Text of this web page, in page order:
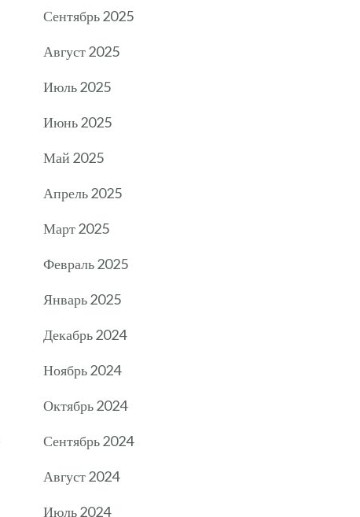
Сентябрь 2025
Август 2025
Июль 2025
Июнь 2025
Май 2025
Апрель 2025
Март 2025
Февраль 2025
Январь 2025
Декабрь 2024
Ноябрь 2024
Октябрь 2024
Сентябрь 2024
Август 2024
Июль 2024